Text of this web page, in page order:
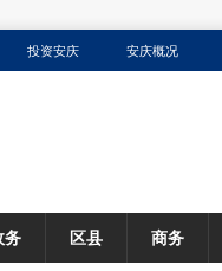
投资安庆 安庆概况
务 区县 商务